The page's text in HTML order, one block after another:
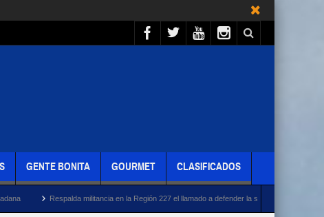
GENTE BONITA GOURMET CLASIFICADOS
militancia en la Región 227 el llamado a defender la soberanía nacional junto a Rafa